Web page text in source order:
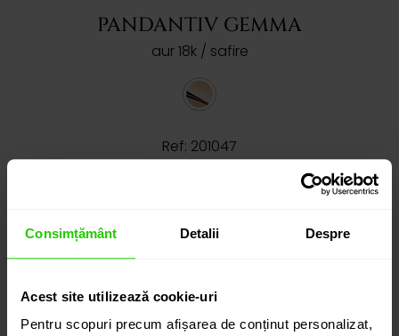
Consimțământ Detalii Despre
Acest site utilizează cookie-uri
Pentru scopuri precum afișarea de conținut personalizat,
PANDANTIV GEMMA
aur 18k / safire
Ref: 201047
6.570
ADAUGĂ ÎN COȘ